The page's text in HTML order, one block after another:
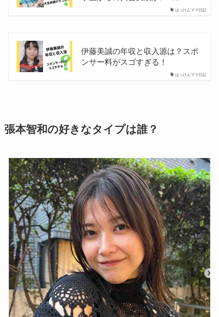
はっけんママ日記
はっけんママ日記
伊藤美誠の年収と収入源は？スポ
ンサー料がスゴすぎる！
張本智和の好きなタイプは誰？